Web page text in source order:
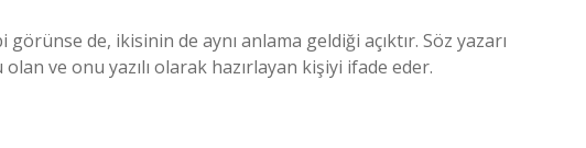
de, ikisinin de aynı anlama geldiği açıktır. Söz yazarı
ve onu yazılı olarak hazırlayan kişiyi ifade eder.